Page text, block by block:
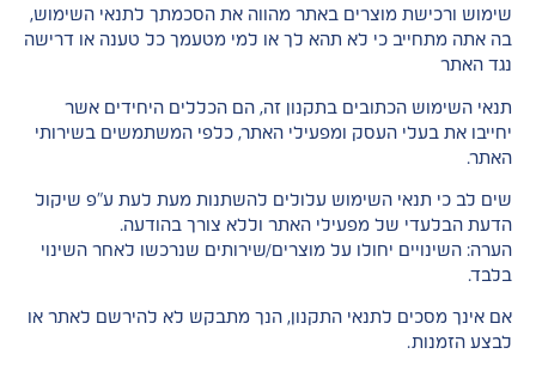
שימוש ורכישת מוצרים באתר מהווה את הסכמתך לתנאי השימוש,
בה אתה מתחייב כי לא תהא לך או למי מטעמך כל טענה או דרישה
נגד האתר
תנאי השימוש הכתובים בתקנון זה, הם הכללים היחידים אשר
יחייבו את בעלי העסק ומפעילי האתר, כלפי המשתמשים בשירותי
האתר.
שים לב כי תנאי השימוש עלולים להשתנות מעת לעת ע"פ שיקול
הדעת הבלעדי של מפעילי האתר וללא צורך בהודעה.
הערה: השינויים יחולו על מוצרים/שירותים שנרכשו לאחר השינוי
בלבד.
אם אינך מסכים לתנאי התקנון, הנך מתבקש לא להירשם לאתר או
לבצע הזמנות.